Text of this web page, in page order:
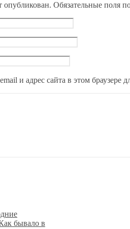
опубликован. Обязательные поля
и адрес сайта в этом
бывало в